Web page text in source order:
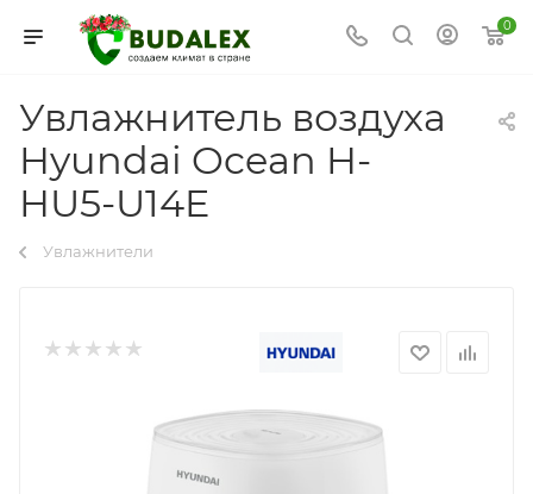
0
Увлажнитель воздуха
Hyundai Ocean H-
HU5-U14E
Увлажнители